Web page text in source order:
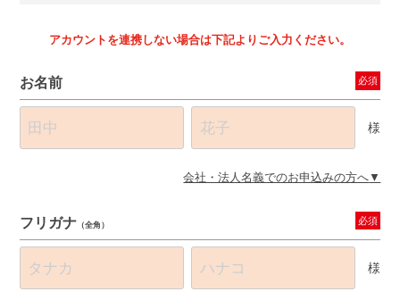
アカウントを連携しない場合は下記よりご入力ください。
お名前 必須
様
会社・法人名義でのお申込みの方へ
フリガナ （全角） 必須
様